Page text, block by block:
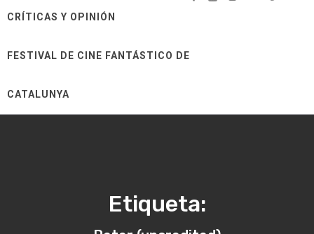
CRÍTICAS Y OPINIÓN
FESTIVAL DE CINE FANTÁSTICO DE
CATALUNYA
Etiqueta: